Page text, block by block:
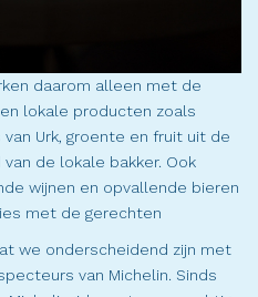
daarom alleen met de
lokale producten zoals
Urk, groente en fruit uit de
de lokale bakker. Ook
wijnen en opvallende bieren
met de gerechten
we onderscheidend zijn met
van Michelin. Sinds